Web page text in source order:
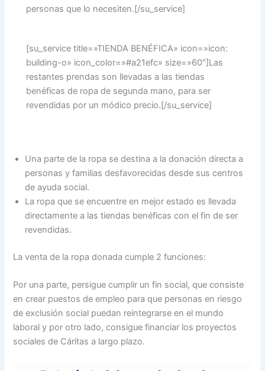
personas que lo necesiten.[/su_service]
[su_service title=»TIENDA BENÉFICA» icon=»icon:
building-o» icon_color=»#a21efc» size=»60″]Las
restantes prendas son llevadas a las tiendas
benéficas de ropa de segunda mano, para ser
revendidas por un módico precio.[/su_service]
Una parte de la ropa se destina a la donación directa a
personas y familias desfavorecidas desde sus centros
de ayuda social.
La ropa que se encuentre en mejor estado es llevada
directamente a las tiendas benéficas con el fin de ser
revendidas.
La venta de la ropa donada cumple 2 funciones:
Por una parte, persigue cumplir un fin social, que consiste
en crear puestos de empleo para que personas en riesgo
de exclusión social puedan reintegrarse en el mundo
laboral y por otro lado, consigue financiar los proyectos
sociales de Cáritas a largo plazo.